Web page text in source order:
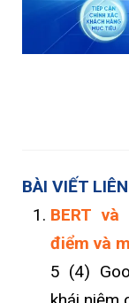
BÀI VIẾT
BERT
điểm và
5 (4)